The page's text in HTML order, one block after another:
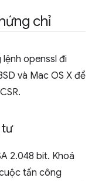
chỉ
openssl đi
và Mac OS X để
2.048 bit. Khoá
tấn công